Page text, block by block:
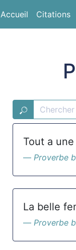
Accueil Citations
Tout a
Proverbe
La belle
Proverbe